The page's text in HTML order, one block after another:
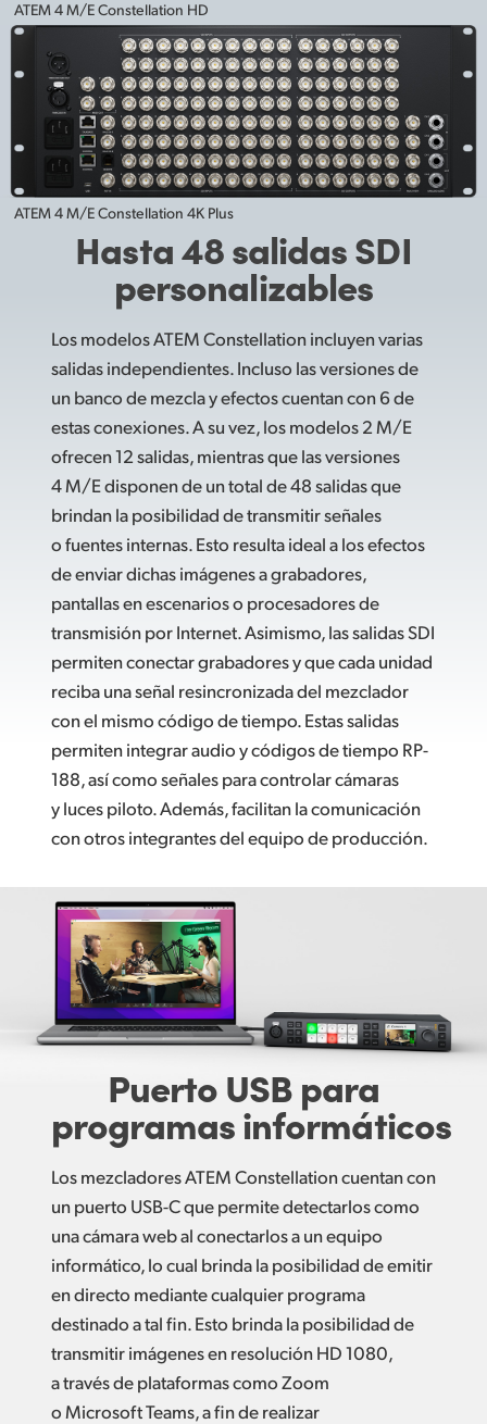
ATEM 4 M/E Constellation HD
ATEM 4 M/E Constellation 4K Plus
Hasta 48 salidasSDI
personalizables
Los modelos ATEM Constellation incluyen varias
salidas independientes. Incluso las versiones de
un banco de mezcla y efectos cuentan con 6 de
estas conexiones. A su vez, los modelos 2 M/E
ofrecen 12 salidas, mientras que las versiones
4 M/E disponen de un total de 48 salidas que
brindan la posibilidad de transmitir señales
o fuentes internas. Esto resulta ideal a los efectos
de enviar dichas imágenes a grabadores,
pantallas en escenarios o procesadores de
transmisión por Internet. Asimismo, las salidas SDI
permiten conectar grabadores y que cada unidad
reciba una señal resincronizada del mezclador
con el mismo código de tiempo. Estas salidas
permiten integrar audio y códigos de tiempo RP-
188, así como señales para controlar cámaras
y luces piloto. Además, facilitan la comunicación
con otros integrantes del equipo de producción.
Puerto USB para
programas informáticos
Los mezcladores ATEM Constellation cuentan con
un puerto USB-C que permite detectarlos como
una cámara web al conectarlos a un equipo
informático, lo cual brinda la posibilidad de emitir
en directo mediante cualquier programa
destinado a tal fin. Esto brinda la posibilidad de
transmitir imágenes en resolución HD 1080,
a través de plataformas como Zoom
o Microsoft Teams, a fin de realizar